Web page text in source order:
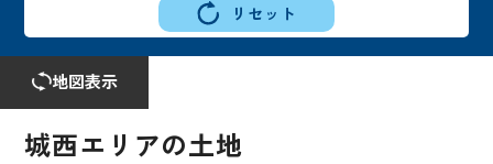
リセット
地図表示
城西エリアの土地